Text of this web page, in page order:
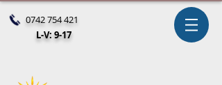
0742 754 421
L-V: 9-17